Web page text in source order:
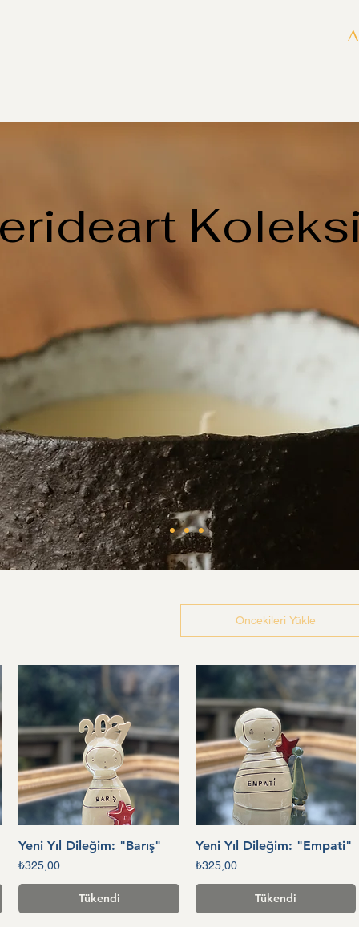
Öncekileri Yükle
Hızlı Bakış
Yeni Yıl Dileğim: "Barış"
Fiyat
₺325,00
Tükendi
Hızlı Bakış
Yeni Yıl Dileğim: "Empati"
Fiyat
₺325,00
Tükendi